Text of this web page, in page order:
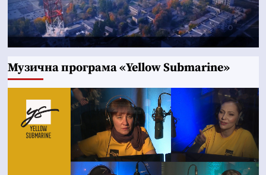
Музична програма «Yellow Submarine»